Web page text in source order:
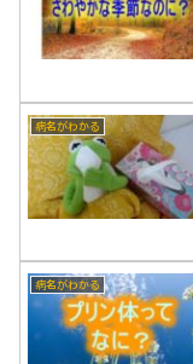
病名がわかる
病名がわかる